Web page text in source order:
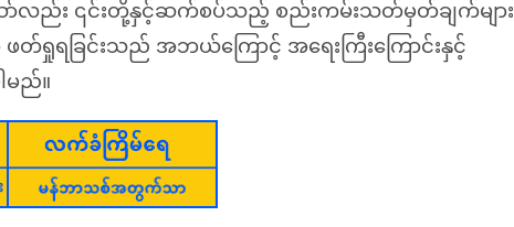
လည်း ၎င်းတို့နှင့်ဆက်စပ်သည့် စည်းကမ်းသတ်မှတ်ချက်များ
ရှုရခြင်းသည် အဘယ်ကြောင့် အရေးကြီးကြောင်းနှင့်
မည်။